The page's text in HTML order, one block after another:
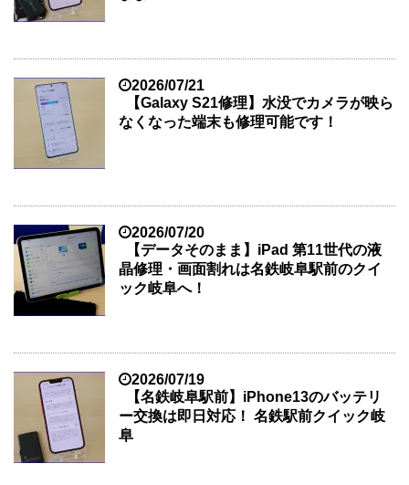
2026/07/21
【Galaxy S21修理】水没でカメラが映ら
なくなった端末も修理可能です！
2026/07/20
【データそのまま】iPad 第11世代の液
晶修理・画面割れは名鉄岐阜駅前のクイ
ック岐阜へ！
2026/07/19
【名鉄岐阜駅前】iPhone13のバッテリ
ー交換は即日対応！ 名鉄駅前クイック岐
阜